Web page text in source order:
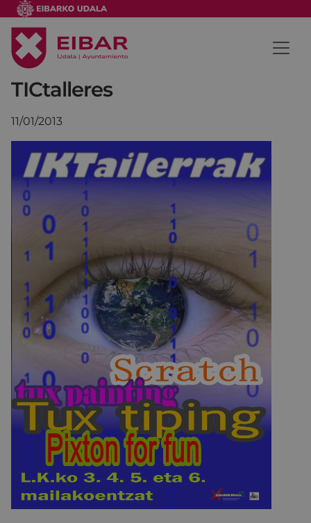
TICtalleres
11/01/2013